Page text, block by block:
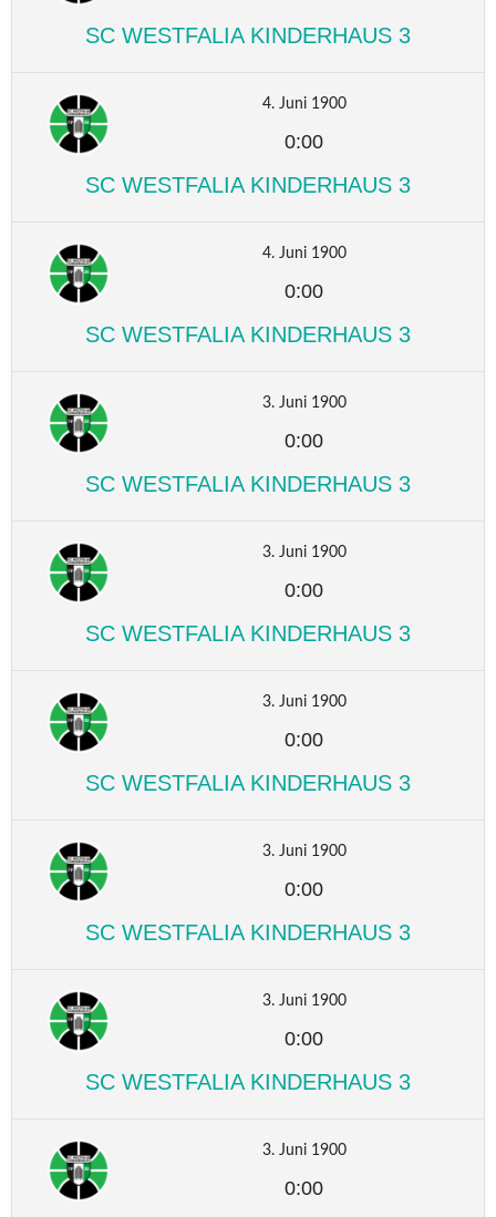
SC WESTFALIA KINDERHAUS 3
4. Juni 1900
0:00
SC WESTFALIA KINDERHAUS 3
4. Juni 1900
0:00
SC WESTFALIA KINDERHAUS 3
3. Juni 1900
0:00
SC WESTFALIA KINDERHAUS 3
3. Juni 1900
0:00
SC WESTFALIA KINDERHAUS 3
3. Juni 1900
0:00
SC WESTFALIA KINDERHAUS 3
3. Juni 1900
0:00
SC WESTFALIA KINDERHAUS 3
3. Juni 1900
0:00
SC WESTFALIA KINDERHAUS 3
3. Juni 1900
0:00